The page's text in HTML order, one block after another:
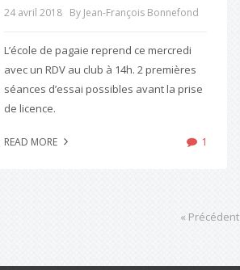
24 avril 2018 By Jean-François Bonnefond
L’école de pagaie reprend ce mercredi
avec un RDV au club à 14h. 2 premières
séances d’essai possibles avant la prise
de licence.
READ MORE 1
« Précédent